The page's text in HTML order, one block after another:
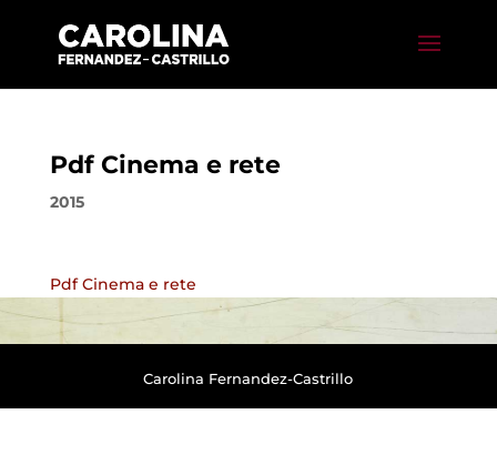
Pdf Cinema e rete
2015
Pdf Cinema e rete
Carolina Fernandez-Castrillo